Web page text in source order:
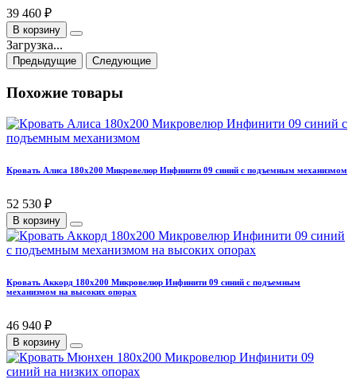
39 460 ₽
В корзину
Загрузка...
Предыдущие Следующие
Похожие товары
Кровать Алиса 180х200 Микровелюр Инфинити 09 синий с подъемным механизмом
52 530 ₽
В корзину
Кровать Аккорд 180х200 Микровелюр Инфинити 09 синий с подъемным
механизмом на высоких опорах
46 940 ₽
В корзину